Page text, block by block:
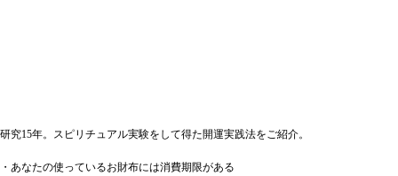
研究15年。スピリチュアル実験をして得た開運実践法をご紹介。
・あなたの使っているお財布には消費期限がある